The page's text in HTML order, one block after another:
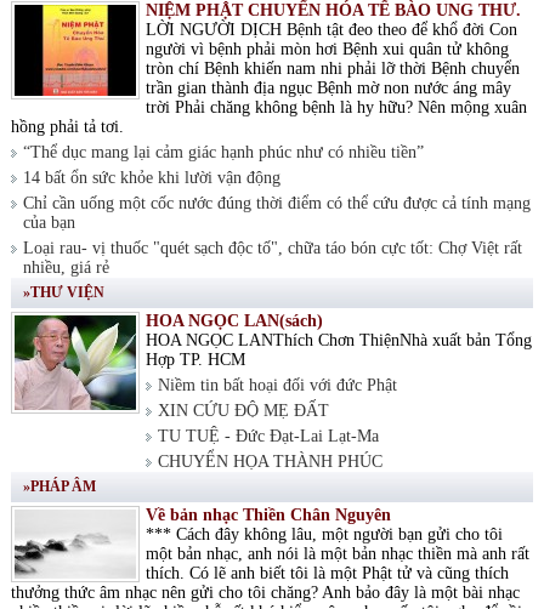
NIỆM PHẬT CHUYỂN HÓA TẾ BÀO UNG THƯ.
LỜI NGƯỜI DỊCH Bệnh tật đeo theo để khổ đời Con
người vì bệnh phải mòn hơi Bệnh xui quân tử không
tròn chí Bệnh khiến nam nhi phải lỡ thời Bệnh chuyển
trần gian thành địa ngục Bệnh mờ non nước áng mây
trời Phải chăng không bệnh là hy hữu? Nên mộng xuân
hồng phải tả tơi.
“Thể dục mang lại cảm giác hạnh phúc như có nhiều tiền”
14 bất ổn sức khỏe khi lười vận động
Chỉ cần uống một cốc nước đúng thời điểm có thể cứu được cả tính mạng
của bạn
Loại rau- vị thuốc "quét sạch độc tố", chữa táo bón cực tốt: Chợ Việt rất
nhiều, giá rẻ
»THƯ VIỆN
HOA NGỌC LAN(sách)
HOA NGỌC LANThích Chơn ThiệnNhà xuất bản Tổng
Hợp TP. HCM
Niềm tin bất hoại đối với đức Phật
XIN CỨU ĐỘ MẸ ĐẤT
TU TUỆ - Đức Đạt-Lai Lạt-Ma
CHUYỂN HỌA THÀNH PHÚC
»PHÁP ÂM
Về bản nhạc Thiền Chân Nguyên
*** Cách đây không lâu, một người bạn gửi cho tôi
một bản nhạc, anh nói là một bản nhạc thiền mà anh rất
thích. Có lẽ anh biết tôi là một Phật tử và cũng thích
thưởng thức âm nhạc nên gửi cho tôi chăng? Anh bảo đây là một bài nhạc